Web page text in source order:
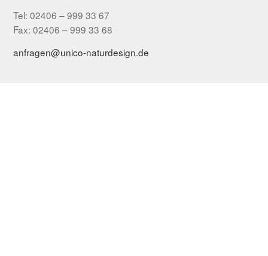
Tel: 02406 – 999 33 67
Fax: 02406 – 999 33 68
anfragen@unico-naturdesign.de